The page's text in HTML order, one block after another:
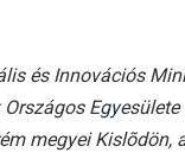
és Innovációs
megyei